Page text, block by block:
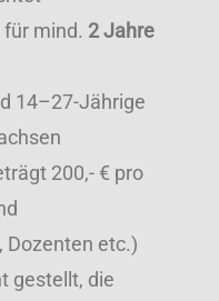
mind. 2 Jahre
14–27-Jährige
200,- € pro
etc.)
gestellt, die